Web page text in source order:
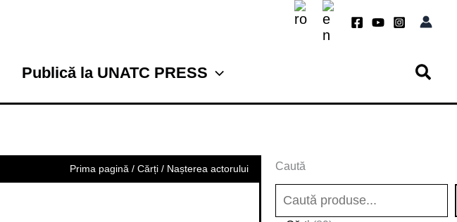
Publică la UNATC PRESS
Prima pagină /Cărți / Nașterea actorului Caută